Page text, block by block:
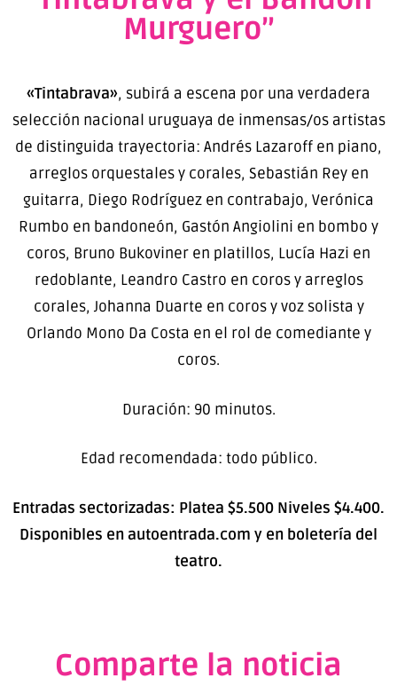
Murguero”
«Tintabrava», subirá a escena por una verdadera
selección nacional uruguaya de inmensas/os artistas
de distinguida trayectoria: Andrés Lazaroff en piano,
arreglos orquestales y corales, Sebastián Rey en
guitarra, Diego Rodríguez en contrabajo, Verónica
Rumbo en bandoneón, Gastón Angiolini en bombo y
coros, Bruno Bukoviner en platillos, Lucía Hazi en
redoblante, Leandro Castro en coros y arreglos
corales, Johanna Duarte en coros y voz solista y
Orlando Mono Da Costa en el rol de comediante y
coros.
Duración: 90 minutos.
Edad recomendada: todo público.
Entradas sectorizadas: Platea $5.500 Niveles $4.400.
Disponibles en autoentrada.com y en boletería del
teatro.
Comparte la noticia